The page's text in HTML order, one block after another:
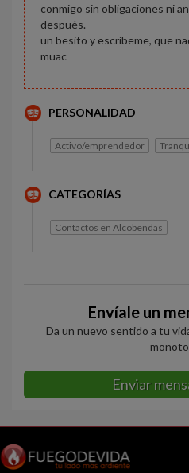
conmigo sin obligaciones ni
después.
un besito y escríbeme, que
muac
PERSONALIDAD
Activo/emprendedor
CATEGORÍAS
Contactos en Alcobendas
Envíale un
Da un nuevo sentido a tu
Enviar